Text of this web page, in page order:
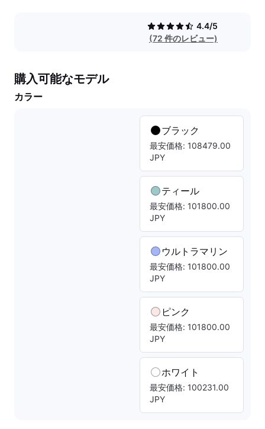
4.4/5
(72 件のレビュー)
購入可能なモデル
カラー
ブラック
最安価格: 108479.00
JPY
ティール
最安価格: 101800.00
JPY
ウルトラマリン
最安価格: 101800.00
JPY
ピンク
最安価格: 101800.00
JPY
ホワイト
最安価格: 100231.00
JPY